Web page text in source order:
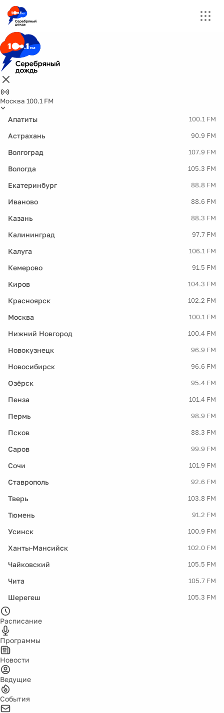
Москва 100.1 FM
Апатиты 100.1 FM
Астрахань 90.9 FM
Волгоград 107.9 FM
Вологда 105.3 FM
Екатеринбург 88.8 FM
Иваново 88.6 FM
Казань 88.3 FM
Калининград 97.7 FM
Калуга 106.1 FM
Кемерово 91.5 FM
Киров 104.3 FM
Красноярск 102.2 FM
Москва 100.1 FM
Нижний Новгород 100.4 FM
Новокузнецк 96.9 FM
Новосибирск 96.6 FM
Озёрск 95.4 FM
Пенза 101.4 FM
Пермь 98.9 FM
Псков 88.3 FM
Саров 99.9 FM
Сочи 101.9 FM
Ставрополь 92.6 FM
Тверь 103.8 FM
Тюмень 91.2 FM
Усинск 100.9 FM
Ханты-Мансийск 102.0 FM
Чайковский 105.5 FM
Чита 105.7 FM
Шерегеш 105.3 FM
Расписание
Программы
Новости
Ведущие
События